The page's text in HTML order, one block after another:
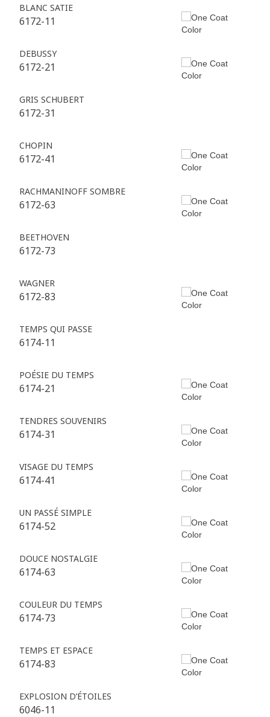
BLANC SATIE
6172-11
DEBUSSY
6172-21
GRIS SCHUBERT
6172-31
CHOPIN
6172-41
RACHMANINOFF SOMBRE
6172-63
BEETHOVEN
6172-73
WAGNER
6172-83
TEMPS QUI PASSE
6174-11
POÉSIE DU TEMPS
6174-21
TENDRES SOUVENIRS
6174-31
VISAGE DU TEMPS
6174-41
UN PASSÉ SIMPLE
6174-52
DOUCE NOSTALGIE
6174-63
COULEUR DU TEMPS
6174-73
TEMPS ET ESPACE
6174-83
EXPLOSION D’ÉTOILES
6046-11